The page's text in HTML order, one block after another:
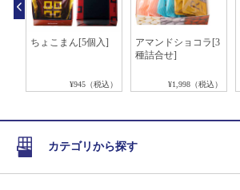
ちょこまん[5個入]
¥945（税込）
アマンドショコラ[3
種詰合せ]
¥1,998（税込）
カテゴリから探す